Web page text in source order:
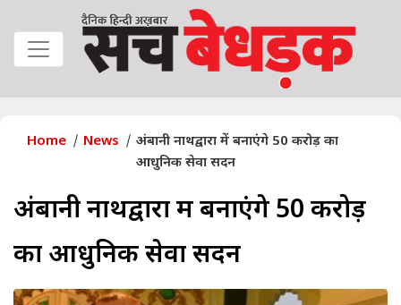
Home News
अंबानी नाथद्वारा में बनाएंगे 50 करोड़ का
आधुनिक सेवा सदन
अंबानी नाथद्वारा में बनाएंगे 50 करोड़
का आधुनिक सेवा सदन